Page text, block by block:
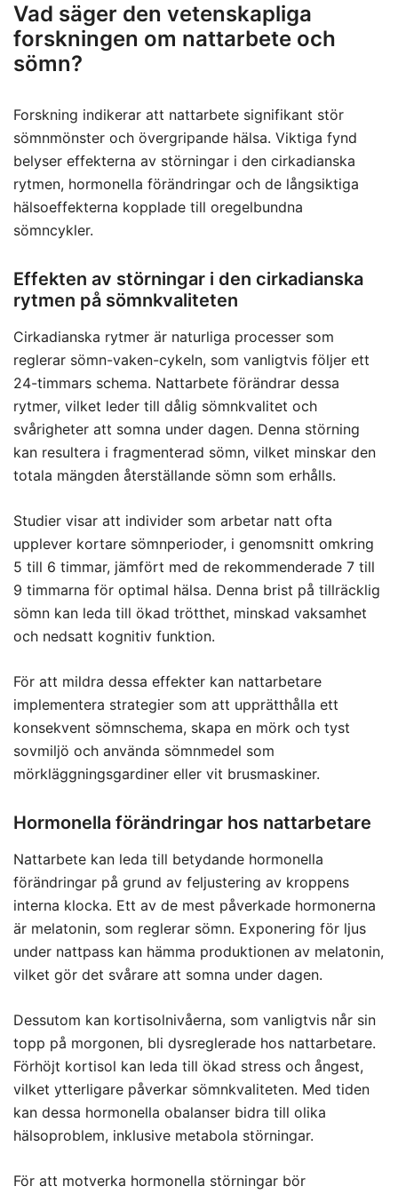
Vad säger den vetenskapliga
forskningen om nattarbete och
sömn?
Forskning indikerar att nattarbete signifikant stör
sömnmönster och övergripande hälsa. Viktiga fynd
belyser effekterna av störningar i den cirkadianska
rytmen, hormonella förändringar och de långsiktiga
hälsoeffekterna kopplade till oregelbundna
sömncykler.
Effekten av störningar i den cirkadianska
rytmen på sömnkvaliteten
Cirkadianska rytmer är naturliga processer som
reglerar sömn-vaken-cykeln, som vanligtvis följer ett
24-timmars schema. Nattarbete förändrar dessa
rytmer, vilket leder till dålig sömnkvalitet och
svårigheter att somna under dagen. Denna störning
kan resultera i fragmenterad sömn, vilket minskar den
totala mängden återställande sömn som erhålls.
Studier visar att individer som arbetar natt ofta
upplever kortare sömnperioder, i genomsnitt omkring
5 till 6 timmar, jämfört med de rekommenderade 7 till
9 timmarna för optimal hälsa. Denna brist på tillräcklig
sömn kan leda till ökad trötthet, minskad vaksamhet
och nedsatt kognitiv funktion.
För att mildra dessa effekter kan nattarbetare
implementera strategier som att upprätthålla ett
konsekvent sömnschema, skapa en mörk och tyst
sovmiljö och använda sömnmedel som
mörkläggningsgardiner eller vit brusmaskiner.
Hormonella förändringar hos nattarbetare
Nattarbete kan leda till betydande hormonella
förändringar på grund av feljustering av kroppens
interna klocka. Ett av de mest påverkade hormonerna
är melatonin, som reglerar sömn. Exponering för ljus
under nattpass kan hämma produktionen av melatonin,
vilket gör det svårare att somna under dagen.
Dessutom kan kortisolnivåerna, som vanligtvis når sin
topp på morgonen, bli dysreglerade hos nattarbetare.
Förhöjt kortisol kan leda till ökad stress och ångest,
vilket ytterligare påverkar sömnkvaliteten. Med tiden
kan dessa hormonella obalanser bidra till olika
hälsoproblem, inklusive metabola störningar.
För att motverka hormonella störningar bör